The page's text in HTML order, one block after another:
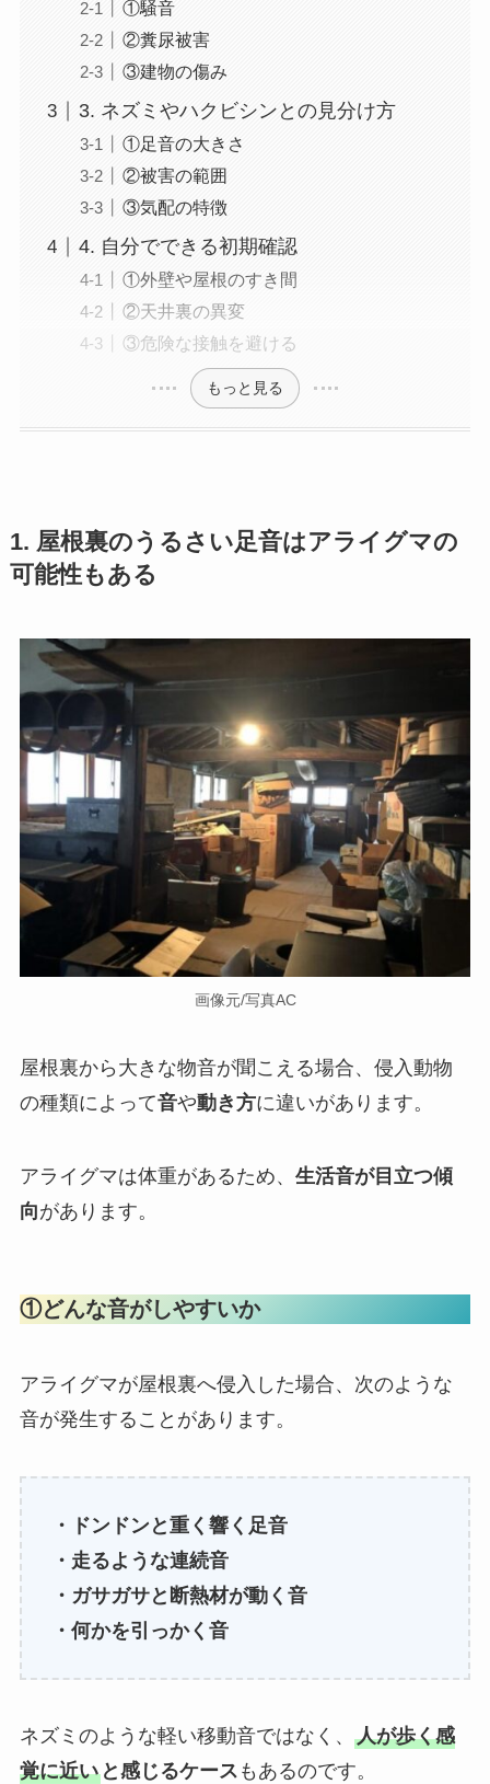
①騒音
②糞尿被害
③建物の傷み
3. ネズミやハクビシンとの見分け方
①足音の大きさ
②被害の範囲
③気配の特徴
4. 自分でできる初期確認
①外壁や屋根のすき間
②天井裏の異変
③危険な接触を避ける
もっと見る
1. 屋根裏のうるさい足音はアライグマの
可能性もある
画像元/写真AC
屋根裏から大きな物音が聞こえる場合、侵入動物
の種類によって音や動き方に違いがあります。
アライグマは体重があるため、 生活音が目立つ傾
向があります。
①どんな音がしやすいか
アライグマが屋根裏へ侵入した場合、次のような
音が発生することがあります。
・ドンドンと重く響く足音
・走るような連続音
・ガサガサと断熱材が動く音
・何かを引っかく音
ネズミのような軽い移動音ではなく、 人が歩く感
覚に近いと感じるケース もあるのです。